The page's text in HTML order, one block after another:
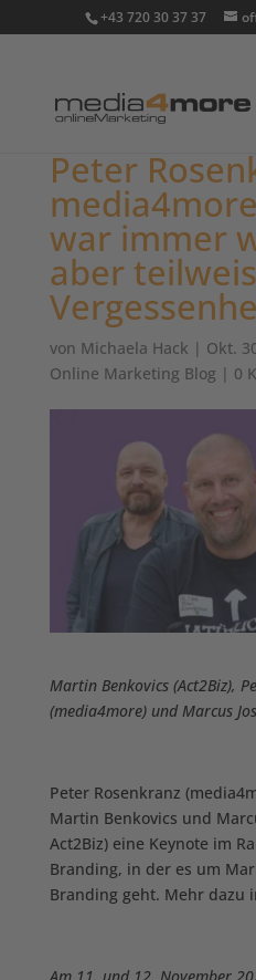
+43 720 30 37 37
Peter
war immer
aber
von Michaela Hack | Okt.
Online Marketing Blog | 0
Martin Benkovics (Act2Biz),
(media4more) und Marcus
Peter Rosenkranz
Martin Benkovics und
Act2Biz) eine Keynote im
Branding, in der es um
Branding geht. Mehr dazu
Am 11. und 12. November